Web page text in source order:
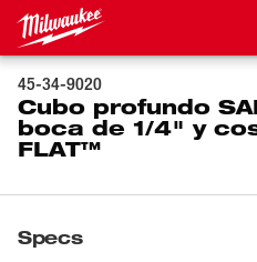
45-34-9020
Cubo profundo
boca de 1/4" y
FLAT™
Specs